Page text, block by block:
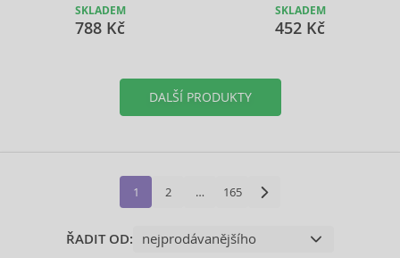
SKLADEM
788 Kč
SKLADEM
452 Kč
DALŠÍ PRODUKTY
1 2 … 165
ŘADIT OD: